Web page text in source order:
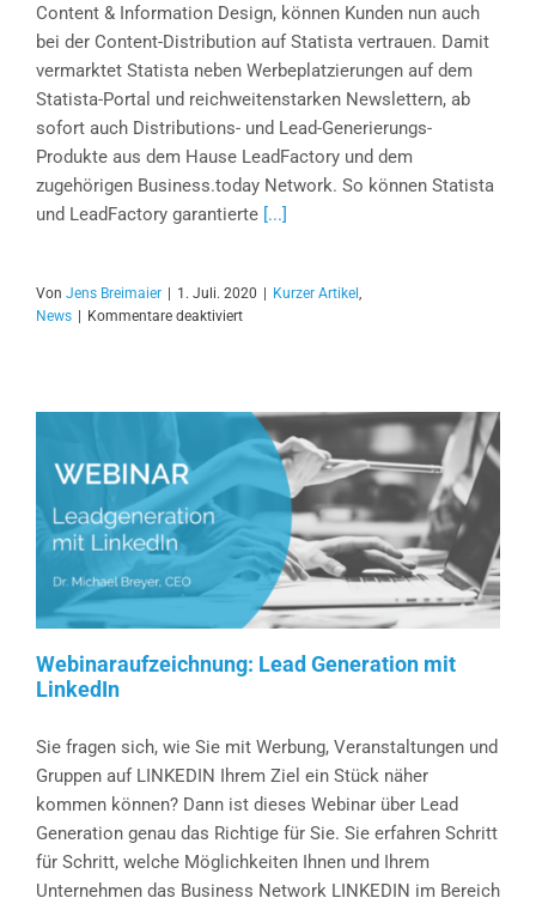
Content & Information Design, können Kunden nun auch
bei der Content-Distribution auf Statista vertrauen. Damit
vermarktet Statista neben Werbeplatzierungen auf dem
Statista-Portal und reichweitenstarken Newslettern, ab
sofort auch Distributions- und Lead-Generierungs-
Produkte aus dem Hause LeadFactory und dem
zugehörigen Business.today Network. So können Statista
und LeadFactory garantierte [...]
Von Jens Breimaier | 1. Juli. 2020 | Kurzer Artikel
News | Kommentare deaktiviertfür
Kooperation
Webinaraufzeichnung: Lead Generation mit
LinkedIn
Sie fragen sich, wie Sie mit Werbung, Veranstaltungen und
Gruppen auf LINKEDIN Ihrem Ziel ein Stück näher
kommen können? Dann ist dieses Webinar über Lead
Generation genau das Richtige für Sie. Sie erfahren Schritt
für Schritt, welche Möglichkeiten Ihnen und Ihrem
Unternehmen das Business Network LINKEDIN im Bereich